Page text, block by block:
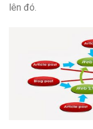
lên đó.